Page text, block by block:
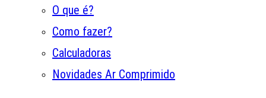
O que é?
Como fazer?
Calculadoras
Novidades Ar Comprimido